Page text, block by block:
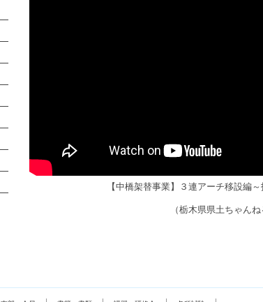
【中橋架替事業】３連アーチ移設編
（栃木県県土ちゃんね